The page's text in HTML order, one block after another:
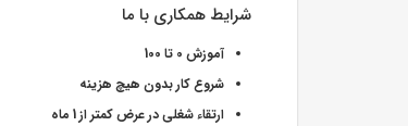
شرایط همکاری با ما
آموزش 0 تا 100
شروع کار بدون هیچ هزینه
ارتقاء شغلی در عرض کمتر از 1 ماه